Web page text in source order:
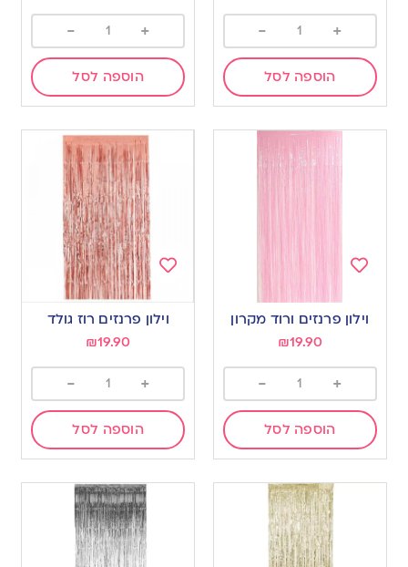
+
-
הוספה לסל
+
-
הוספה לסל
to
wishlist
וילון פרנזים ורוד מקרון
₪19.90
+
-
הוספה לסל
wishlist
וילון פרנזים רוז גולד
₪19.90
+
-
הוספה לסל